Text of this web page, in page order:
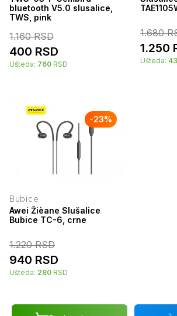
bluetooth V5.0 slusalice,
TWS, pink
1.160RSD
400 RSD
Ušteda: 760 RSD
1.680
1.250
Ušteda:
-23%
Bubice
Awei Žièane Slušalice
Bubice TC-6, crne
1.220RSD
940 RSD
Ušteda: 280 RSD